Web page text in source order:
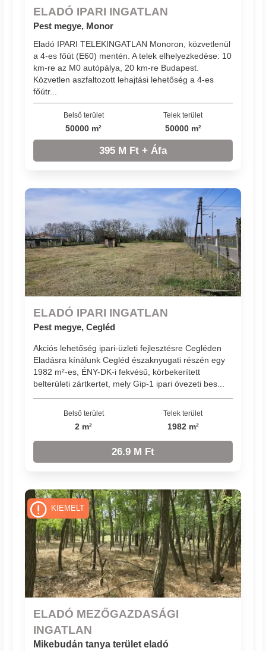
ELADÓ IPARI INGATLAN
Pest megye, Monor
Eladó IPARI TELEKINGATLAN Monoron, közvetlenül
a 4-es főút (E60) mentén. A telek elhelyezkedése: 10
km-re az M0 autópálya, 20 km-re Budapest.
Közvetlen aszfaltozott lehajtási lehetőség a 4-es
főútr...
Belső terület
50000 m²
Telek terület
50000 m²
395 M Ft + Áfa
ELADÓ IPARI INGATLAN
Pest megye, Cegléd
Akciós lehetőség ipari-üzleti fejlesztésre Cegléden
Eladásra kínálunk Cegléd északnyugati részén egy
1982 m²-es, ÉNY-DK-i fekvésű, körbekerített
belterületi zártkertet, mely Gip-1 ipari övezeti bes...
Belső terület
2 m²
Telek terület
1982 m²
26.9 M Ft
ELADÓ MEZŐGAZDASÁGI
INGATLAN
Mikebudán tanya terület eladó
KIEMELT